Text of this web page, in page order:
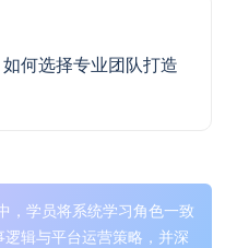
何选择专业团队打造
，学员将系统学习角色一致
辑与平台运营策略，并深